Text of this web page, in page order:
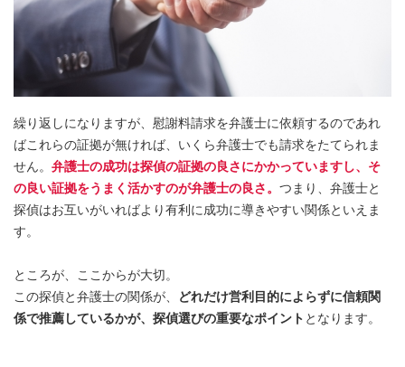
繰り返しになりますが、慰謝料請求を弁護士に依頼するのであれ
ばこれらの証拠が無ければ、いくら弁護士でも請求をたてられま
せん。 弁護士の成功は探偵の証拠の良さにかかっていますし、そ
の良い証拠をうまく活かすのが弁護士の良さ。 つまり、弁護士と
探偵はお互いがいればより有利に成功に導きやすい関係といえま
す。
ところが、ここからが大切。
この探偵と弁護士の関係が、
どれだけ営利目的によらずに信頼関
係で推薦しているかが、探偵選びの重要なポイント となります。